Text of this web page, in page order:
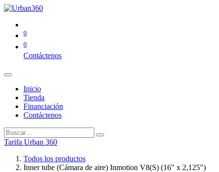
0
0
Contáctenos
Inicio
Tienda
Financiación
Contáctenos
Tarifa Urban 360
Todos los productos
Inner tube (Cámara de aire) Inmotion V8(S) (16" x 2,125")